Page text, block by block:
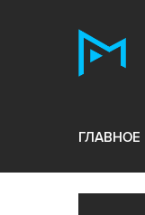
ГЛАВНОЕ